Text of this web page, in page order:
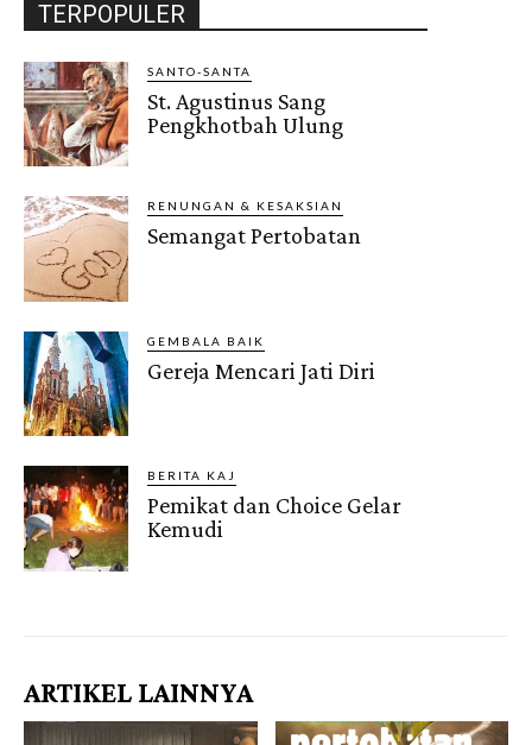
TERPOPULER
SANTO-SANTA
St. Agustinus Sang
Pengkhotbah Ulung
RENUNGAN & KESAKSIAN
Semangat Pertobatan
GEMBALA BAIK
Gereja Mencari Jati Diri
BERITA KAJ
Pemikat dan Choice Gelar
Kemudi
Gendis.ID
ARTIKEL LAINNYA